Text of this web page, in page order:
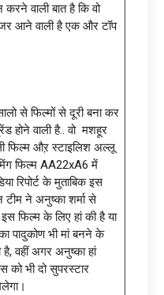
वाली बात है कि वो
आने वाली है एक और टॉप
से फिल्मों से दूरी बना कर
होने वाली है.. वो मशहूर
फिल्म औऱ स्टाइलिश अल्लू
फिल्म AA22xA6 में
रिपोर्ट के मुताबिक इस
ने अनुष्का शर्मा से
फिल्म के लिए हां की है या
पादुकोण भी मां बनने के
वहीं अगर अनुष्का हां
को भी दो सुपरस्टार